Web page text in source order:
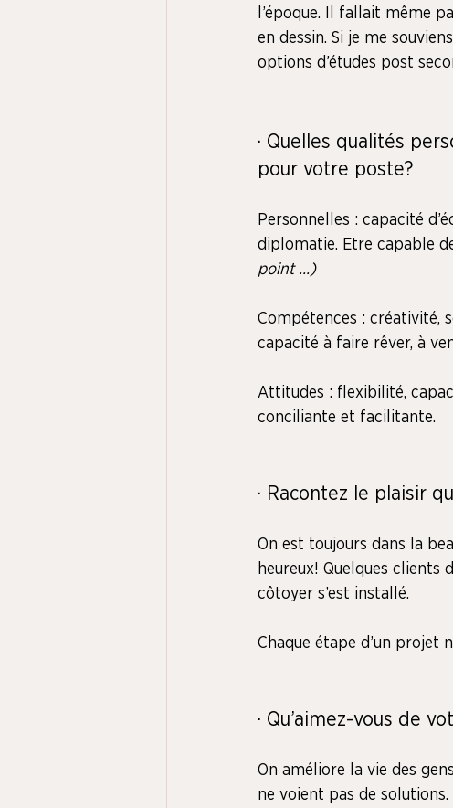
l’époque. Il fallait même
en dessin. Si je me
options d’études post
· Quelles qualités
pour votre poste?
Personnelles : capacité
diplomatie. Etre capable
point …)
Compétences : créativité,
capacité à faire rêver, à
Attitudes : flexibilité,
conciliante et facilitante.
· Racontez le plaisir
On est toujours dans la
heureux! Quelques clients
côtoyer s’est installé.
Chaque étape d’un projet
· Qu’aimez-vous de
On améliore la vie des
ne voient pas de solutions.